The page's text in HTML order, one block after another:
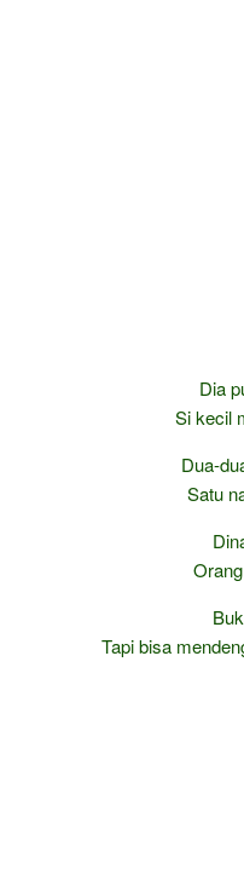
Dia
Si kecil
Dua-
Satu
Tapi bisa